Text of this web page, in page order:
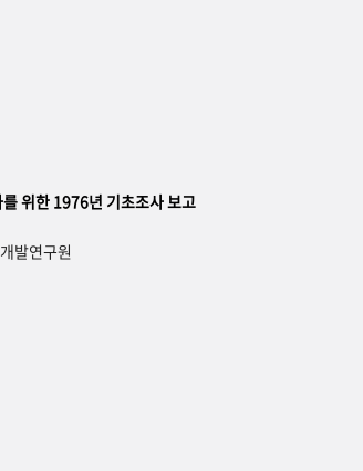
위한 1976년 기초조사 보고
발연구원